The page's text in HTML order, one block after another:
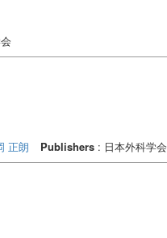
正朗 Publishers : 日本外科学会